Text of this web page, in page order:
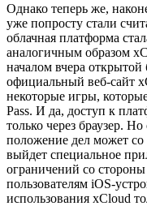
Однако теперь же,
уже попросту стали
облачная платформа
аналогичным образом
началом вчера
официальный веб-сайт
некоторые игры,
Pass. И да, доступ к
только через браузер.
положение дел может
выйдет специальное
ограничений со
пользователям iOS-
использования xCloud